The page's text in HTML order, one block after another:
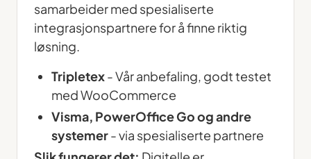
samarbeider med spesialiserte
integrasjonspartnere for å finne riktig
løsning.
Tripletex- Vår anbefaling, godt testet
med WooCommerce
Visma, PowerOffice Go og andre
systemer- via spesialiserte partnere